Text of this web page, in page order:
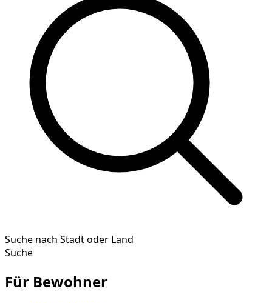
Suche nach Stadt oder Land
Suche
Für Bewohner